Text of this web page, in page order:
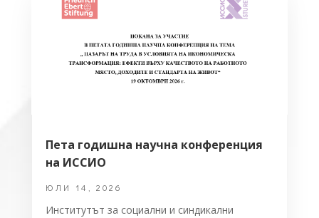
Пета годишна научна конференция
на ИССИО
ЮЛИ 14, 2026
Институтът за социални и синдикални